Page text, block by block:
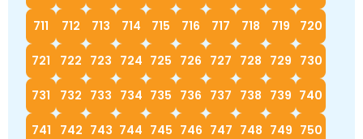
711 712 713 714 715 716 717 718 719 720
721 722 723 724 725 726 727 728 729 730
731 732 733 734 735 736 737 738 739 740
741 742 743 744 745 746 747 748 749 750